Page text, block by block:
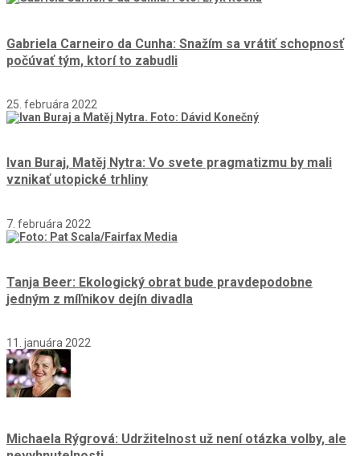
Gabriela Carneiro da Cunha: Snažím sa vrátiť schopnosť
počúvať tým, ktorí to zabudli
25. februára 2022
Ivan Buraj, Matěj Nytra: Vo svete pragmatizmu by mali
vznikať utopické trhliny
7. februára 2022
Tanja Beer: Ekologický obrat bude pravdepodobne
jedným z míľnikov dejín divadla
11. januára 2022
Michaela Rýgrová: Udržitelnost už není otázka volby, ale